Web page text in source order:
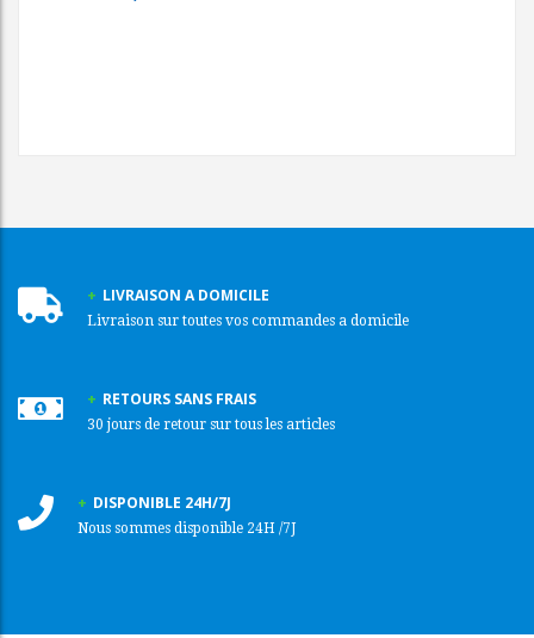
LIVRAISON A DOMICILE
Livraison sur toutes vos commandes a domicile
RETOURS SANS FRAIS
30 jours de retour sur tous les articles
DISPONIBLE 24H/7J
Nous sommes disponible 24H /7J